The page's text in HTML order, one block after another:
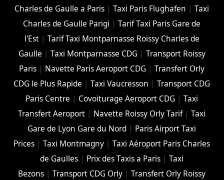
Charles de Gaulle a Paris |Taxi Paris Flughafen |Taxi
Charles de Gaulle Parigi |Tarif Taxi Paris Gare de
l'Est| Tarif Taxi Montparnasse Roissy Charles de
Gaulle | Taxi Montparnasse CDG | Transport Roissy
Paris | Navette Paris Aeroport CDG |Transfert Orly
CDG le Plus Rapide |Taxi Vaucresson |Transport CDG
Paris Centre | Covoiturage Aeroport CDG |Taxi
Transfert Aeroport | Navette Roissy Orly Tarif|Taxi
Gare de Lyon Gare du Nord | Paris Airport Taxi
Prices |Taxi Montmagny |Taxi Aéroport Paris Charles
de Gaulles | Prix des Taxis a Paris |Taxi
Bezons |Transport CDG Orly |Transfert Orly Roissy